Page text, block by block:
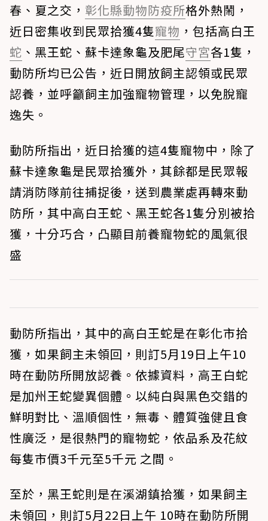
春、夏之交， 彰化縣動物防疫所格外熱鬧，
近日密集收到民眾拾獲4隻寵物 ，包括高白王
蛇 、黑王蛇、蘇卡達象龜及肥尾守宮各1隻，
動防所均已公告，近日開放飼主認領或民眾
認養，並呼籲飼主加強寵物管理，以免脫寵
逸失。
動防所指出，近日拾獲的這4隻寵物中，除了
蘇卡達象龜是民眾拾獲外，其餘都是民眾報
請消防隊前往捕捉後，送到農業處再轉來動
防所，其中高白王蛇、黑王蛇各1隻分別被拾
獲，十分巧合，凸顯目前養寵物蛇的風氣很
盛
動防所指出，其中的高白王蛇是在彰化市拾
獲，如果飼主未領回，則訂5月19日上午10
時在動防所開放認養。依據資料，高王白蛇
是加州王蛇變異個體。以純白與黑色交錯的
鮮明對比、溫順個性，無毒、體質強健且食
性廣泛，是很熱門的寵物蛇，依品系及花紋
每隻市價3千元至5千元 之間。
至於，黑王蛇則是在溪湖鎮拾獲，如果飼主
未領回，則訂5月22日上午 10時在動防所開